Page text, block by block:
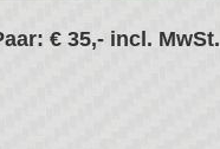
€ 35,- incl. MwSt.